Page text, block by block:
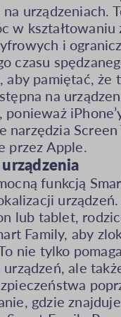
urządzeniach.
w kształtowaniu
i
czasu
aby pamiętać, że
na
narzędzia Screen
przez Apple.
funkcją
lub tablet,
Family, aby
nie tylko
ale
gdzie